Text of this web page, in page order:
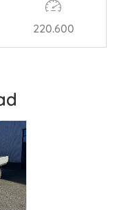
220.600